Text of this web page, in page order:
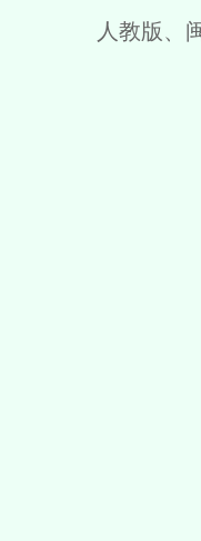
人教版、